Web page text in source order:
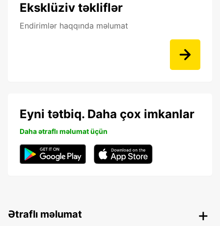
Eksklüziv təkliflər
Endirimlər haqqında məlumat
Eyni tətbiq. Daha çox imkanlar
Daha ətraflı məlumat üçün
Ətraflı məlumat